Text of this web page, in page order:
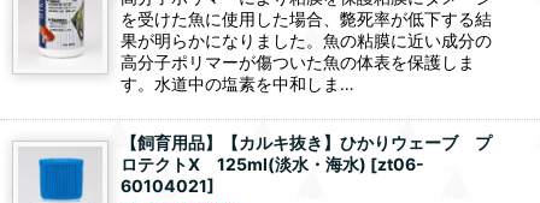
を受けた魚に使用した場合、斃死率が低下する結
果が明らかになりました。魚の粘膜に近い成分の
高分子ポリマーが傷ついた魚の体表を保護しま
す。水道中の塩素を中和しま…
【飼育用品】【カルキ抜き】ひかりウェーブ プ
ロテクトX 125ml(淡水・海水) [zt06-
60104021]